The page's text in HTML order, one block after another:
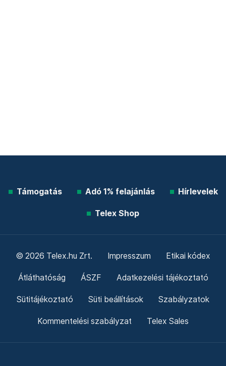
Támogatás Adó 1% felajánlás Hírlevelek
Telex Shop
© 2026 Telex.hu Zrt. Impresszum Etikai kódex
Átláthatóság ÁSZF Adatkezelési tájékoztató
Sütitájékoztató Süti beállítások Szabályzatok
Kommentelési szabályzat Telex Sales